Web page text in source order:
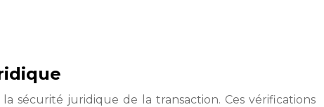
sécurité juridique de la transaction. Ces vérifications